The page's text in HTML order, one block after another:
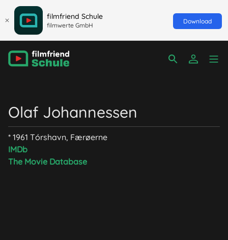
filmfriend Schule
filmwerte GmbH
Download
Olaf Johannessen
* 1961 Tórshavn, Færøerne
IMDb
The Movie Database